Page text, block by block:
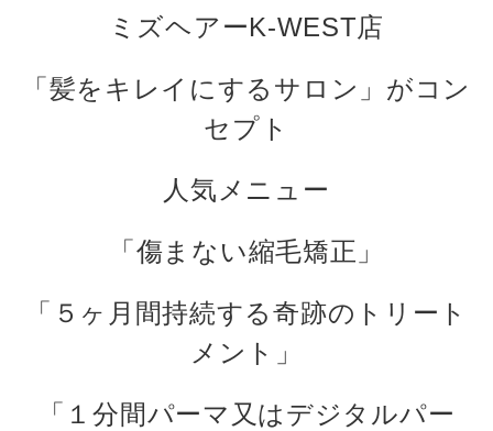
ミズヘアーK-WEST店
「髪をキレイにするサロン」がコン
セプト
人気メニュー
「傷まない縮毛矯正」
「５ヶ月間持続する奇跡のトリート
メント」
「１分間パーマ又はデジタルパー